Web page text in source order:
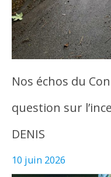
Nos échos du
question sur
DENIS
10 juin 2026